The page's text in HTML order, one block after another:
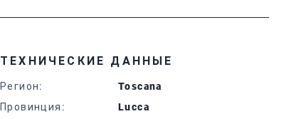
ТЕХНИЧЕСКИЕ ДАННЫЕ
Регион:
Toscana
Провинция :
Lucca